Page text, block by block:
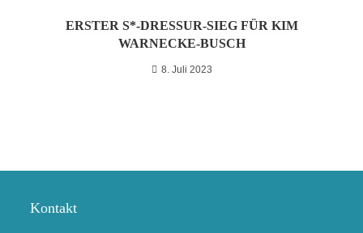
ERSTER S*-DRESSUR-SIEG FÜR KIM
WARNECKE-BUSCH
8. Juli 2023
Kontakt